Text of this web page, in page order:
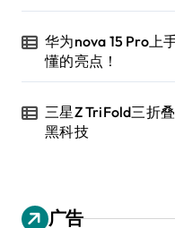
华为nova 15 Pro上
懂的亮点！
三星Z TriFold三折
黑科技
广告